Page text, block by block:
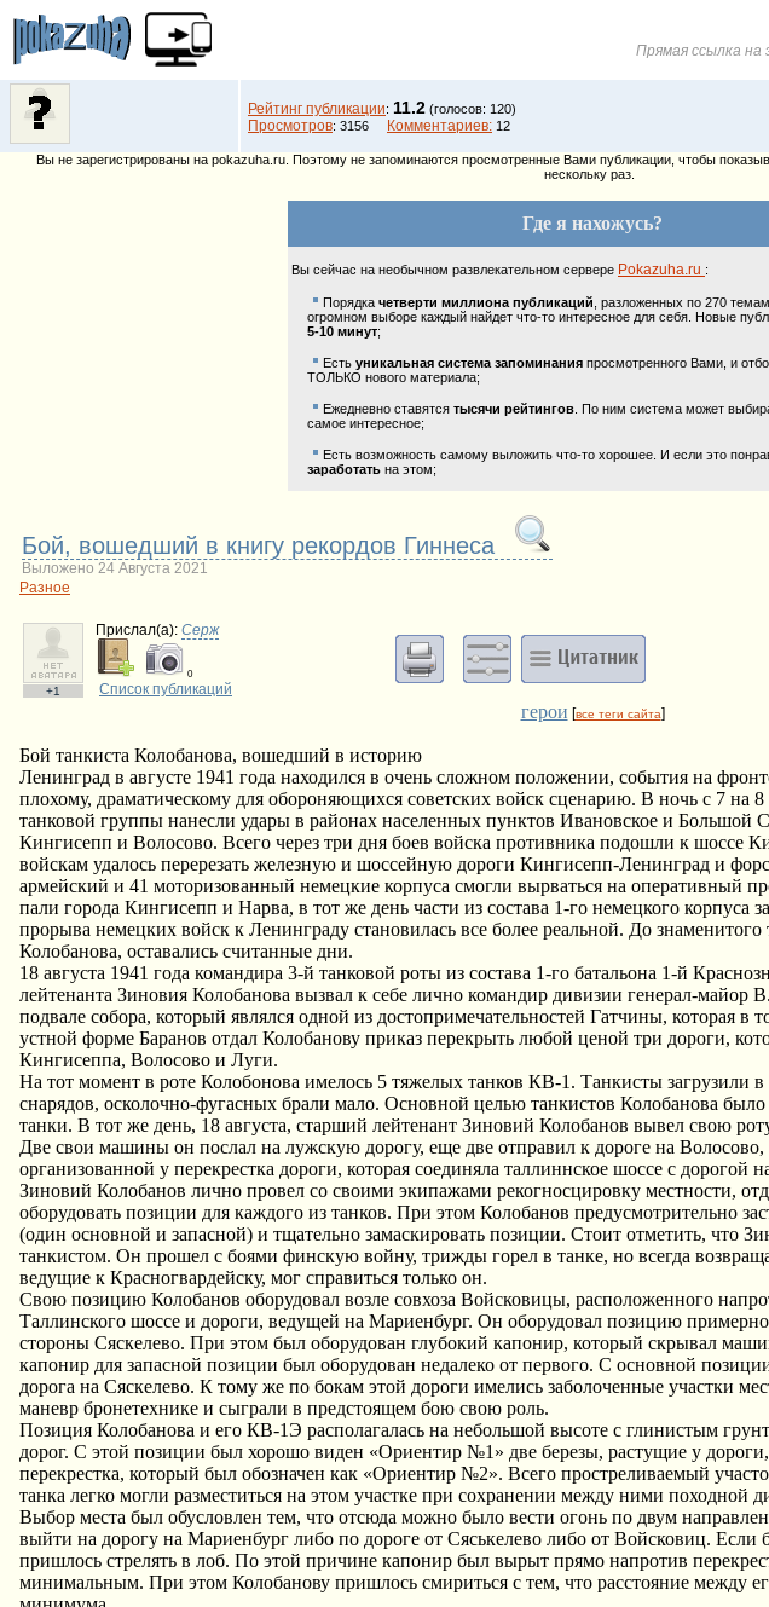
Прямая ссылка на
Рейтинг публикации: 11.2 (голосов: 120)
Просмотров: 3156 Комментариев: 12
Вы не зарегистрированы на pokazuha.ru. Поэтому не запоминаются просмотренные Вами публикации, чтобы
нескольку раз.
Где я нахожусь?
Вы сейчас на необычном развлекательном сервере Pokazuha.ru :
Порядка четверти миллиона публикаций , разложенных по 270
огромном выборе каждый найдет что-то интересное для себя. Новые
5-10 минут;
Есть уникальная система запоминания просмотренного Вами, и
ТОЛЬКО нового материала;
Ежедневно ставятся тысячи рейтингов . По ним система может
самое интересное;
Есть возможность самому выложить что-то хорошее. И если это
заработать на этом;
Бой, вошедший в книгу рекордов Гиннеса
Выложено 24 Августа 2021
Разное
+1
Прислал(a): Серж
0
Список публикаций
герои [все теги сайта]
Бой танкиста Колобанова, вошедший в историю
Ленинград в августе 1941 года находился в очень сложном положении, события на
плохому, драматическому для обороняющихся советских войск сценарию. В ночь с 7 на 8
танковой группы нанесли удары в районах населенных пунктов Ивановское и Большой
Кингисепп и Волосово. Всего через три дня боев войска противника подошли к шоссе
войскам удалось перерезать железную и шоссейную дороги Кингисепп-Ленинград и
армейский и 41 моторизованный немецкие корпуса смогли вырваться на оперативный
пали города Кингисепп и Нарва, в тот же день части из состава 1-го немецкого корпуса
прорыва немецких войск к Ленинграду становилась все более реальной. До
Колобанова, оставались считанные дни.
18 августа 1941 года командира 3-й танковой роты из состава 1-го батальона 1-й
лейтенанта Зиновия Колобанова вызвал к себе лично командир дивизии генерал-майор
подвале собора, который являлся одной из достопримечательностей Гатчины, которая в
устной форме Баранов отдал Колобанову приказ перекрыть любой ценой три дороги,
Кингисеппа, Волосово и Луги.
На тот момент в роте Колобонова имелось 5 тяжелых танков КВ-1. Танкисты загрузили
снарядов, осколочно-фугасных брали мало. Основной целью танкистов Колобанова
танки. В тот же день, 18 августа, старший лейтенант Зиновий Колобанов вывел свою
Две свои машины он послал на лужскую дорогу, еще две отправил к дороге на Волосово,
организованной у перекрестка дороги, которая соединяла таллиннское шоссе с
Зиновий Колобанов лично провел со своими экипажами рекогносцировку местности,
оборудовать позиции для каждого из танков. При этом Колобанов предусмотрительно
(один основной и запасной) и тщательно замаскировать позиции. Стоит отметить, что
танкистом. Он прошел с боями финскую войну, трижды горел в танке, но всегда
ведущие к Красногвардейску, мог справиться только он.
Свою позицию Колобанов оборудовал возле совхоза Войсковицы, расположенного
Таллинского шоссе и дороги, ведущей на Мариенбург. Он оборудовал позицию
стороны Сяскелево. При этом был оборудован глубокий капонир, который скрывал
капонир для запасной позиции был оборудован недалеко от первого. С основной
дорога на Сяскелево. К тому же по бокам этой дороги имелись заболоченные участки
маневр бронетехнике и сыграли в предстоящем бою свою роль.
Позиция Колобанова и его КВ-1Э располагалась на небольшой высоте с глинистым
дорог. С этой позиции был хорошо виден «Ориентир №1» две березы, растущие у
перекрестка, который был обозначен как «Ориентир №2». Всего простреливаемый
танка легко могли разместиться на этом участке при сохранении между ними походной
Выбор места был обусловлен тем, что отсюда можно было вести огонь по двум
выйти на дорогу на Мариенбург либо по дороге от Сяськелево либо от Войсковиц.
пришлось стрелять в лоб. По этой причине капонир был вырыт прямо напротив
минимальным. При этом Колобанову пришлось смириться с тем, что расстояние между